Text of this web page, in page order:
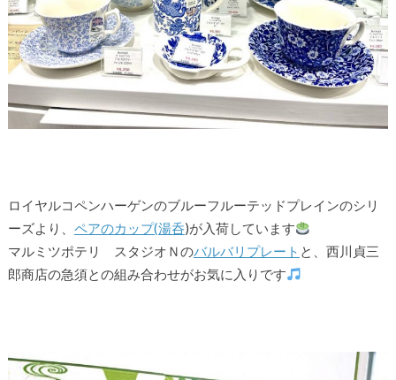
ロイヤルコペンハーゲンのブルーフルーテッドプレインのシリ
ーズより、 ペアのカップ(湯呑)が入荷しています
マルミツポテリ スタジオＮのバルバリプレート と、西川貞三
郎商店の急須との組み合わせがお気に入りです